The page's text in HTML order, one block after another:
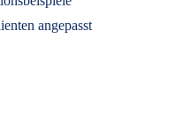
angepasst